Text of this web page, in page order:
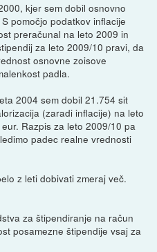
kjer sem dobil osnovno
pomočjo podatkov inflacije
preračunal na leto 2009 in
za leto 2009/10 pravi, da
osnovne zoisove
padla.
2004 sem dobil 21.754 sit
(zaradi inflacije) na leto
Razpis za leto 2009/10 pa
padec realne vrednosti
z leti dobivati zmeraj več.
za štipendiranje na račun
posamezne štipendije vsaj za